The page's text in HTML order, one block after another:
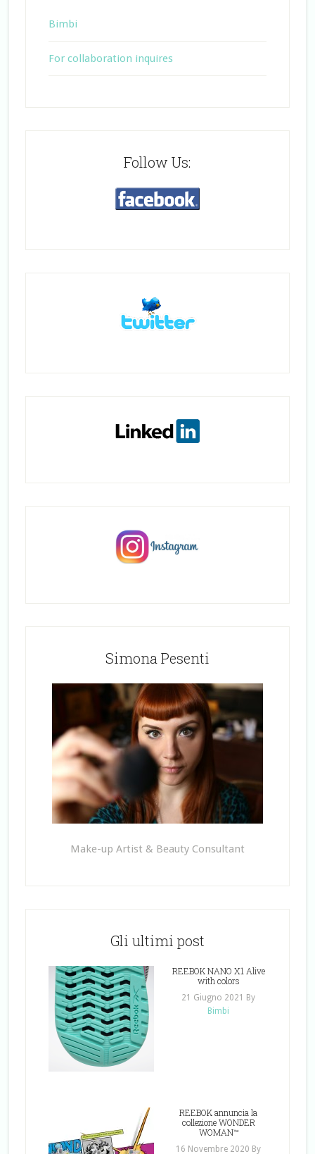
Bimbi
For collaboration inquires
Follow Us:
Simona Pesenti
Make-up Artist & Beauty Consultant
Gli ultimi post
REEBOK NANO X1 Alive
with colors
21 Giugno 2021 By
Bimbi
REEBOK annuncia la
collezione WONDER
WOMAN™
16 Novembre 2020 By